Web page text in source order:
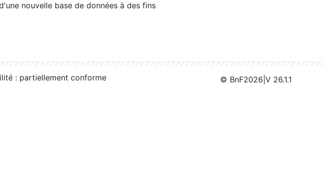
nouvelle base de données à des fins
: partiellement conforme © BnF2026 V 26.1.1